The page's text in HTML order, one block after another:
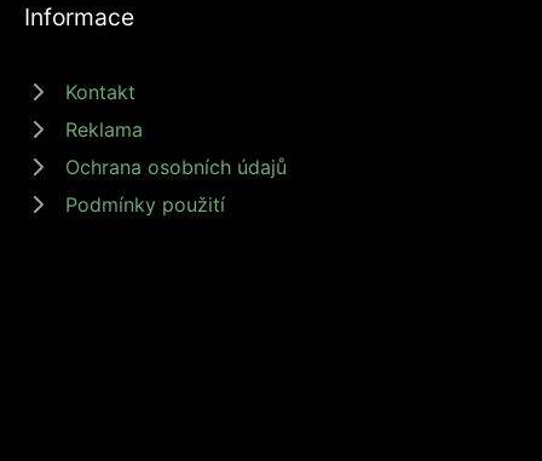
Informace
Kontakt
Reklama
Ochrana osobních údajů
Podmínky použití